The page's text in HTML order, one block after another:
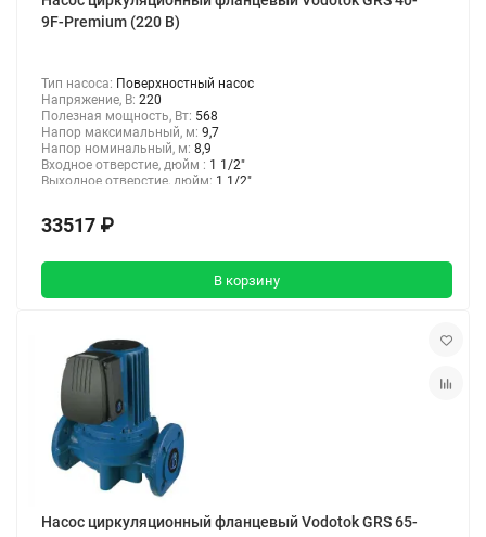
9F-Premium (220 В)
Тип насоса: Поверхностный насос
Напряжение, В: 220
Полезная мощность, Вт: 568
Напор максимальный, м: 9,7
Напор номинальный, м: 8,9
Входное отверстие, дюйм : 1 1/2"
Выходное отверстие, дюйм: 1 1/2"
33517 ₽
В корзину
Насос циркуляционный фланцевый Vodotok GRS 65-